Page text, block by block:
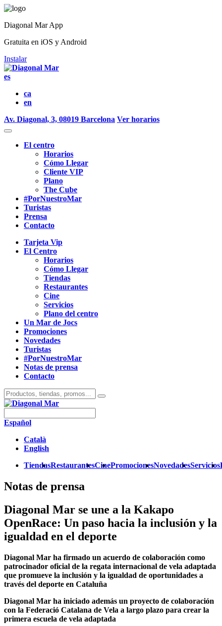
Diagonal Mar App
Gratuita en iOS y Android
Instalar
es
ca
en
Av. Diagonal, 3, 08019 Barcelona Ver horarios
El centro
Horarios
Cómo Llegar
Cliente VIP
Plano
The Cube
#PorNuestroMar
Turistas
Prensa
Contacto
Tarjeta Vip
El Centro
Horarios
Cómo Llegar
Tiendas
Restaurantes
Cine
Servicios
Plano del centro
Un Mar de Jocs
Promociones
Novedades
Turistas
#PorNuestroMar
Notas de prensa
Contacto
Español
Català
English
TiendasRestaurantesCinePromocionesNovedadesServicios
Notas de prensa
Diagonal Mar se une a la Kakapo
OpenRace: Un paso hacia la inclusión y la
igualdad en el deporte
Diagonal Mar ha firmado un acuerdo de colaboración como
patrocinador oficial de la regata internacional de vela adaptada
que promueve la inclusión y la igualdad de oportunidades a
través del deporte en Cataluña
Diagonal Mar ha iniciado además un proyecto de colaboración
con la Federació Catalana de Vela a largo plazo para crear la
primera escuela de vela adaptada